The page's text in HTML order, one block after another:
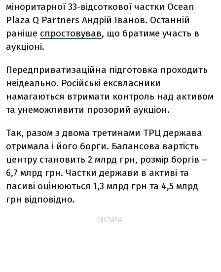
міноритарної 33-відсоткової частки Ocean
Plaza Q Partners Андрій Іванов. Останній
раніше спростовував, що братиме участь в
аукціоні.
Передприватизаційна підготовка проходить
неідеально. Російські ексвласники
намагаються втримати контроль над активом
та унеможливити прозорий аукціон.
Так, разом з двома третинами ТРЦ держава
отримала і його борги. Балансова вартість
центру становить 2 млрд грн, розмір боргів –
6,7 млрд грн. Частки держави в активі та
пасиві оцінюються 1,3 млрд грн та 4,5 млрд
грн відповідно.
РЕКЛАМА: